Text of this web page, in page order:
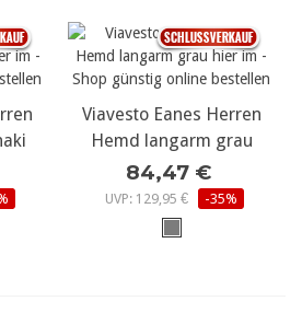
Viavesto Eanes Herren
Hemd langarm grau
84,47 €
UVP: 129,95 € -35%